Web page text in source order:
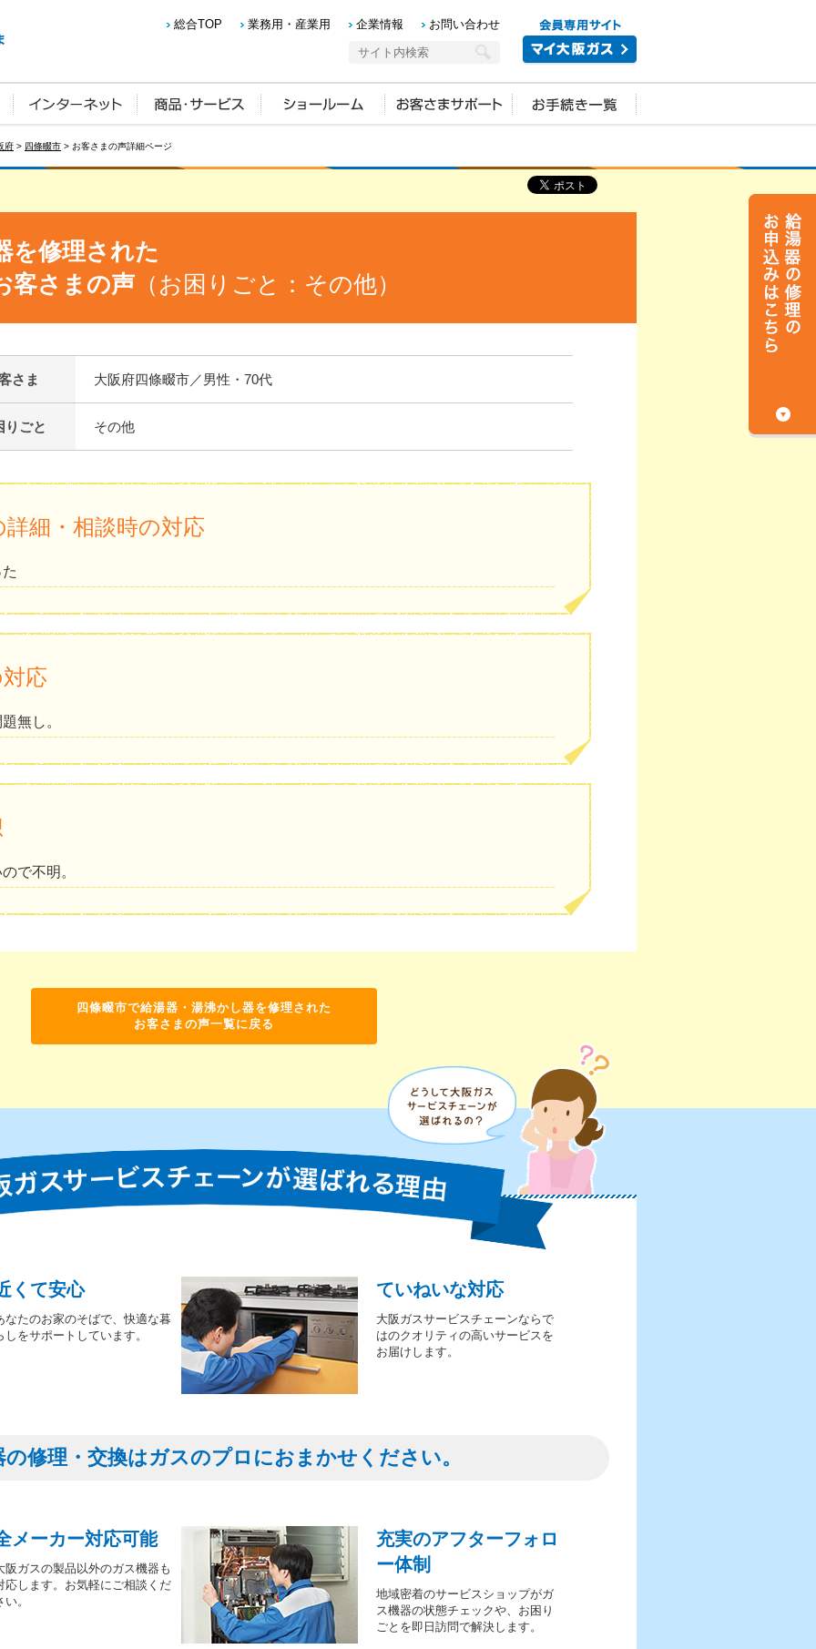
総合TOP 業務用・産業用 企業情報 お問い合わせ
府 > 四條畷市 > お客さまの声詳細ページ
を修理された
客さまの声 （お困りごと：その他）
さま 大阪府四條畷市／男性・70代
りごと その他
細・相談時の対応
応
無し。
で不明。
四條畷市で給湯器・湯沸かし器を修理された
お客さまの声一覧に戻る
くて安心
なたのお家のそばで、快適な暮
しをサポートしています。
ていねいな対応
大阪ガスサービスチェーンならで
はのクオリティの高いサービスを
お届けします。
の修理・交換はガスのプロにおまかせください。
メーカー対応可能
阪ガスの製品以外のガス機器も
応します。お気軽にご相談くだ
い。
充実のアフターフォロ
ー体制
地域密着のサービスショップがガ
ス機器の状態チェックや、お困り
ごとを即日訪問で解決します。